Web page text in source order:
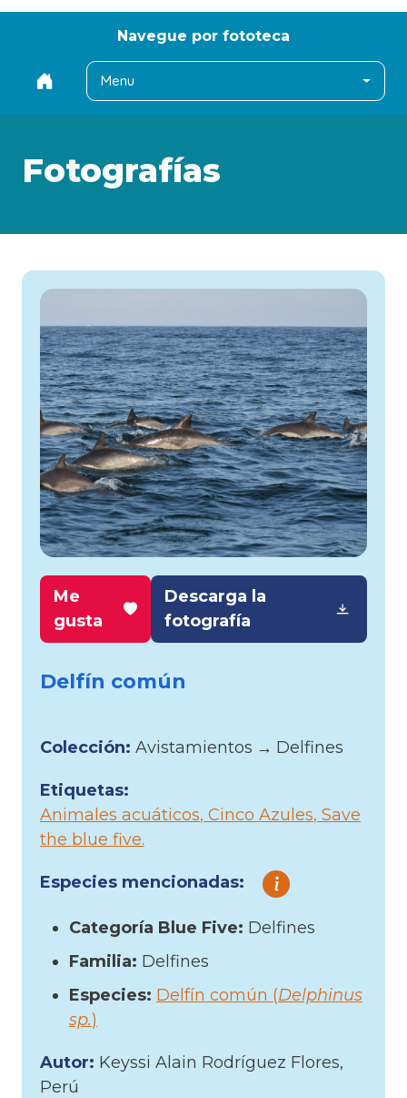
Navegue por fototeca
Menu
Fotografías
Me
gusta
Descarga la
fotografía
Delfín común
Colección: Avistamientos → Delfines
Etiquetas:
Animales acuáticos Cinco Azules Save
the blue five
Especies mencionadas:
Categoría Blue Five: Delfines
Familia: Delfines
Especies: Delfín común (Delphinus
sp.)
Autor: Keyssi Alain Rodríguez Flores
Perú